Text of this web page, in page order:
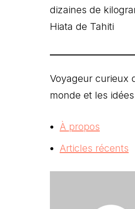
dizaines de
Hiata de Tahiti
Voyageur curieux
monde et les
À propos
Articles récents